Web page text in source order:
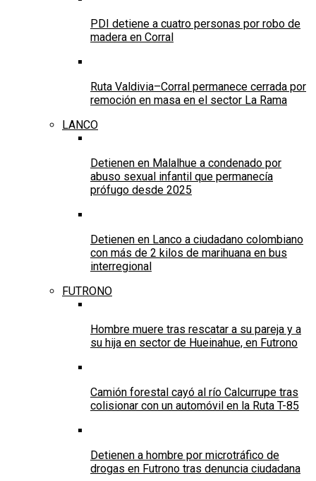
PDI detiene a cuatro personas por robo de
madera en Corral
Ruta Valdivia–Corral permanece cerrada por
remoción en masa en el sector La Rama
LANCO
Detienen en Malalhue a condenado por
abuso sexual infantil que permanecía
prófugo desde 2025
Detienen en Lanco a ciudadano colombiano
con más de 2 kilos de marihuana en bus
interregional
FUTRONO
Hombre muere tras rescatar a su pareja y a
su hija en sector de Hueinahue, en Futrono
Camión forestal cayó al río Calcurrupe tras
colisionar con un automóvil en la Ruta T-85
Detienen a hombre por microtráfico de
drogas en Futrono tras denuncia ciudadana